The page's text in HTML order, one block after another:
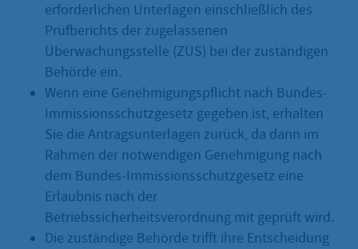
erforderlichen Unterlagen einschließlich des
Prüfberichts der zugelassenen
Überwachungsstelle (ZÜS) bei der zuständigen
Behörde ein.
Wenn eine Genehmigungspflicht nach Bundes-
Immissionsschutzgesetz gegeben ist, erhalten
Sie die Antragsunterlagen zurück, da dann im
Rahmen der notwendigen Genehmigung nach
dem Bundes-Immissionsschutzgesetz eine
Erlaubnis nach der
Betriebssicherheitsverordnung mit geprüft wird.
Die zuständige Behörde trifft ihre Entscheidung